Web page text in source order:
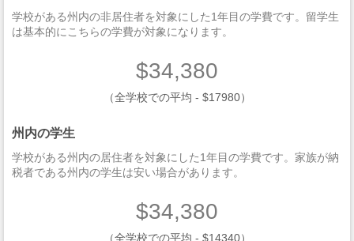
学校がある州内の非居住者を対象にした1年目の学費です。留学生
は基本的にこちらの学費が対象になります。
$34,380
（全学校での平均 - $17980）
州内の学生
学校がある州内の居住者を対象にした1年目の学費です。家族が納
税者である州内の学生は安い場合があります。
$34,380
（全学校での平均 - $14340）